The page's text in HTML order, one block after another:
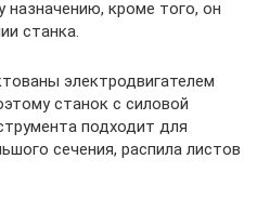
назначению, кроме того, он
станка.
электродвигателем
станок с силовой
подходит для
сечения, распила листов